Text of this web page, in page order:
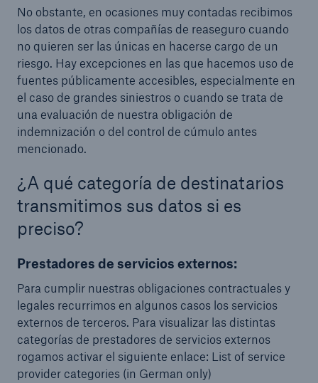
No obstante, en ocasiones muy contadas recibimos
los datos de otras compañías de reaseguro cuando
no quieren ser las únicas en hacerse cargo de un
riesgo. Hay excepciones en las que hacemos uso de
fuentes públicamente accesibles, especialmente en
el caso de grandes siniestros o cuando se trata de
una evaluación de nuestra obligación de
indemnización o del control de cúmulo antes
mencionado.
¿A qué categoría de destinatarios
transmitimos sus datos si es
preciso?
Prestadores de servicios externos:
Para cumplir nuestras obligaciones contractuales y
legales recurrimos en algunos casos los servicios
externos de terceros. Para visualizar las distintas
categorías de prestadores de servicios externos
rogamos activar el siguiente enlace: List of service
provider categories (in German only)